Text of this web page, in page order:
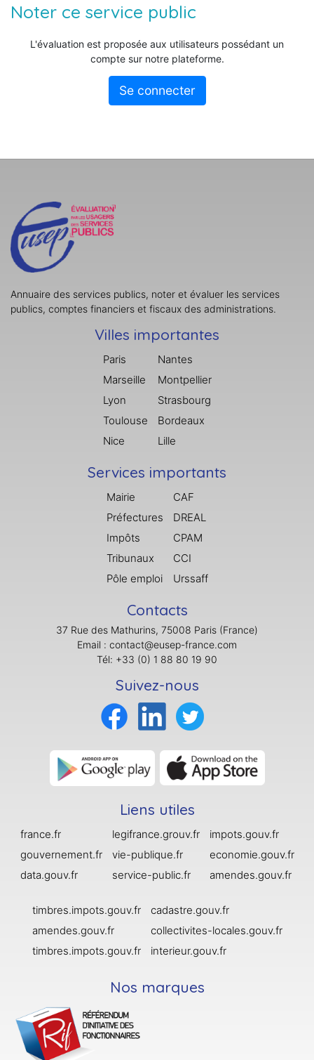
Noter ce service public
L'évaluation est proposée aux utilisateurs possédant un
compte sur notre plateforme.
Se connecter
Annuaire des services publics, noter et évaluer les services
publics, comptes financiers et fiscaux des administrations.
Villes importantes
Paris
Marseille
Lyon
Toulouse
Nice
Nantes
Montpellier
Strasbourg
Bordeaux
Lille
Services importants
Mairie
Préfectures
Impôts
Tribunaux
Pôle emploi
CAF
DREAL
CPAM
CCI
Urssaff
Contacts
37 Rue des Mathurins, 75008 Paris (France)
Email : contact@eusep-france.com
Tél: +33 (0) 1 88 80 19 90
Suivez-nous
Liens utiles
france.fr
gouvernement.fr
data.gouv.fr
legifrance.grouv.fr
vie-publique.fr
service-public.fr
impots.gouv.fr
economie.gouv.fr
amendes.gouv.fr
timbres.impots.gouv.fr
amendes.gouv.fr
timbres.impots.gouv.fr
cadastre.gouv.fr
collectivites-locales.gouv.fr
interieur.gouv.fr
Nos marques